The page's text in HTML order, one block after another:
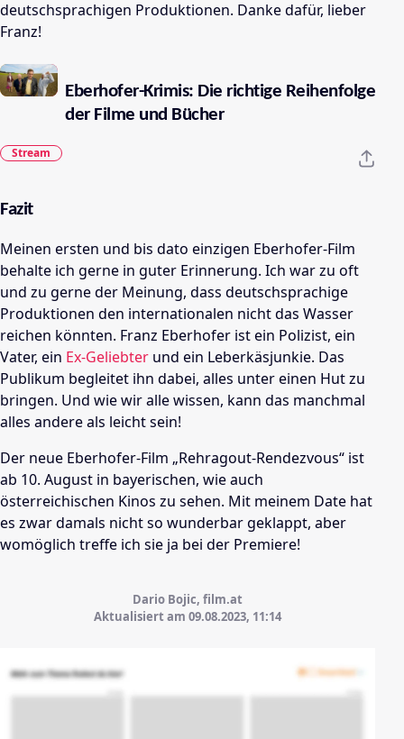
deutschsprachigen Produktionen. Danke dafür, lieber
Franz!
Eberhofer-Krimis: Die richtige Reihenfolge
der Filme und Bücher
Stream
Fazit
Meinen ersten und bis dato einzigen Eberhofer-Film
behalte ich gerne in guter Erinnerung. Ich war zu oft
und zu gerne der Meinung, dass deutschsprachige
Produktionen den internationalen nicht das Wasser
reichen könnten. Franz Eberhofer ist ein Polizist, ein
Vater, ein Ex-Geliebter und ein Leberkäsjunkie. Das
Publikum begleitet ihn dabei, alles unter einen Hut zu
bringen. Und wie wir alle wissen, kann das manchmal
alles andere als leicht sein!
Der neue Eberhofer-Film „Rehragout-Rendezvous“ ist
ab 10. August in bayerischen, wie auch
österreichischen Kinos zu sehen. Mit meinem Date hat
es zwar damals nicht so wunderbar geklappt, aber
womöglich treffe ich sie ja bei der Premiere!
Dario Bojic, film.at
Aktualisiert am 09.08.2023, 11:14